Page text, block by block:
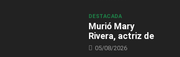
DESTACADA
Murió Mary
Rivera, actriz de
05/08/2026